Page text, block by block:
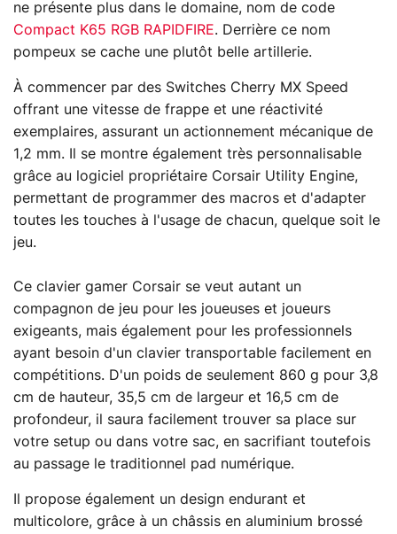
ne présente plus dans le domaine, nom de code
Compact K65 RGB RAPIDFIRE. Derrière ce nom
pompeux se cache une plutôt belle artillerie.
À commencer par des Switches Cherry MX Speed
offrant une vitesse de frappe et une réactivité
exemplaires, assurant un actionnement mécanique de
1,2 mm. Il se montre également très personnalisable
grâce au logiciel propriétaire Corsair Utility Engine,
permettant de programmer des macros et d'adapter
toutes les touches à l'usage de chacun, quelque soit le
jeu.
Ce clavier gamer Corsair se veut autant un
compagnon de jeu pour les joueuses et joueurs
exigeants, mais également pour les professionnels
ayant besoin d'un clavier transportable facilement en
compétitions. D'un poids de seulement 860 g pour 3,8
cm de hauteur, 35,5 cm de largeur et 16,5 cm de
profondeur, il saura facilement trouver sa place sur
votre setup ou dans votre sac, en sacrifiant toutefois
au passage le traditionnel pad numérique.
Il propose également un design endurant et
multicolore, grâce à un châssis en aluminium brossé